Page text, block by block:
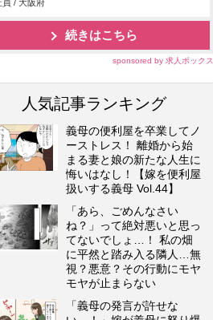
員 / 大阪府
続きはこちら
sponsored by 求人ボックス
人気記事ランキング
義母の便利屋を卒業してノ
ーストレス！ 離婚から始
まる妻と娘の新たな人生に
悔いはなし！【嫁を便利屋
扱いする義母 Vol.44】
「あら、ごめんなさい
ね？」って絶対悪いと思っ
てないでしょ…！ 私の畑
に平然と踏み入る隣人…無
視？悪意？その行動にモヤ
モヤが止まらない
「義母の発言が許せな